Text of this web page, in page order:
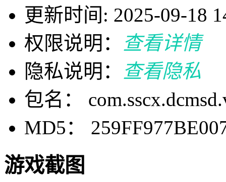
更新时间: 2025-09-18
权限说明：
查看详情
隐私说明：
查看隐私
包名：
MD5：
游戏截图